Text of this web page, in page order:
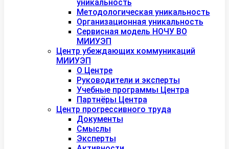
уникальность
Методологическая уникальность
Организационная уникальность
Сервисная модель НОЧУ ВО
МИИУЭП
Центр убеждающих коммуникаций
МИИУЭП
О Центре
Руководители и эксперты
Учебные программы Центра
Партнёры Центра
Центр прогрессивного труда
Документы
Смыслы
Эксперты